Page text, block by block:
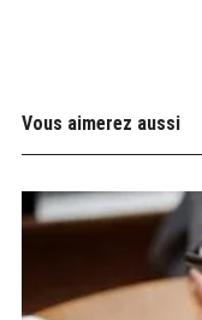
Vous aimerez aussi